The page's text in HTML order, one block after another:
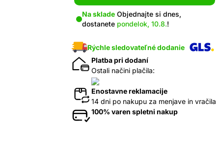
Na sklade Objednajte si dnes,
dostanete pondelok, 10.8.!
Rýchle sledovateľné dodanie
Platba pri dodaní
Ostali načini plačila:
Enostavne reklamacije
14 dni po nakupu za menjave in vračila
100% varen spletni nakup